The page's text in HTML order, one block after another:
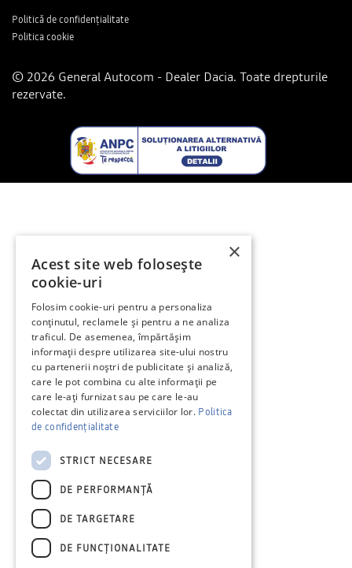
Politică de confidențialitate
Politica cookie
© 2026 General Autocom - Dealer Dacia. Toate drepturile
rezervate.
×
Acest site web folosește
cookie-uri
Folosim cookie-uri pentru a personaliza
conținutul, reclamele și pentru a ne analiza
traficul. De asemenea, împărtășim
informații despre utilizarea site-ului nostru
cu partenerii noștri de publicitate și analiză,
care le pot combina cu alte informații pe
care le-ați furnizat sau pe care le-au
colectat din utilizarea serviciilor lor. Politica
de confidențialitate
STRICT NECESARE
DE PERFORMANȚĂ
DE TARGETARE
DE FUNCŢIONALITATE